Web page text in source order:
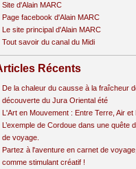
Site d'Alain MARC
Page facebook d'Alain MARC
Le site principal d'Alain MARC
Tout savoir du canal du Midi
Récents
De la chaleur du causse à la fraîcheur
découverte du Jura Oriental été
L'Art en Mouvement : Entre Terre, Air et
L’exemple de Cordoue dans une quête
de voyage.
Partez à l'aventure en carnet de
comme stimulant créatif !